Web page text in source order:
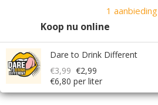
1 aanbieding
Koop nu online
Dare to Drink Different
€3,99 €2,99
€6,80 per liter